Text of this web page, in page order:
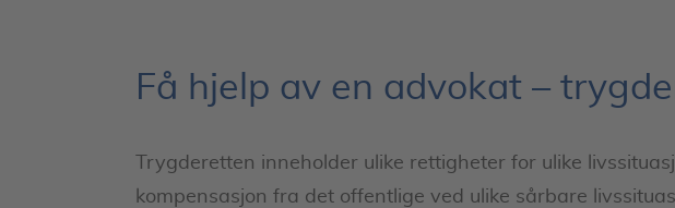
Få hjelp av en advokat –
Trygderetten inneholder ulike rettigheter for ulike
kompensasjon fra det offentlige ved ulike sårbare